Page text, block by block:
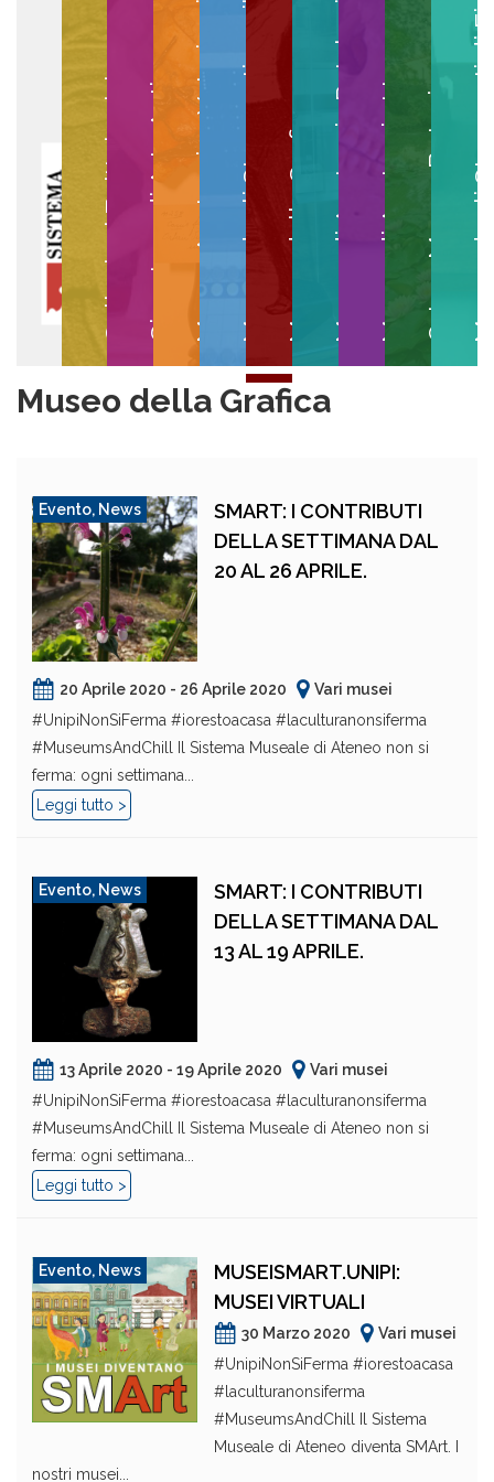
Collezioni EgittologicheGipsoteca di Arte AnticaMuseo Anatomico VeterinarioMuseo degli Strumenti per il CalcoloMuseo della GraficaMuseo di Anatomia PatologicaMuseo di Anatomia UmanaOrto e Museo BotanicoMuseo degli
Museo della Grafica
Evento, News
SMART: I CONTRIBUTI
DELLA SETTIMANA DAL
20 AL 26 APRILE.
20 Aprile 2020 - 26 Aprile 2020
Vari musei
#UnipiNonSiFerma #iorestoacasa #laculturanonsiferma
#MuseumsAndChill Il Sistema Museale di Ateneo non si
ferma: ogni settimana...
Leggi tutto >
Evento, News
SMART: I CONTRIBUTI
DELLA SETTIMANA DAL
13 AL 19 APRILE.
13 Aprile 2020 - 19 Aprile 2020
Vari musei
#UnipiNonSiFerma #iorestoacasa #laculturanonsiferma
#MuseumsAndChill Il Sistema Museale di Ateneo non si
ferma: ogni settimana...
Leggi tutto >
Evento, News
MUSEISMART.UNIPI:
MUSEI VIRTUALI
30 Marzo 2020
Vari musei
#UnipiNonSiFerma #iorestoacasa
#laculturanonsiferma
#MuseumsAndChill Il Sistema
Museale di Ateneo diventa SMArt. I
nostri musei...